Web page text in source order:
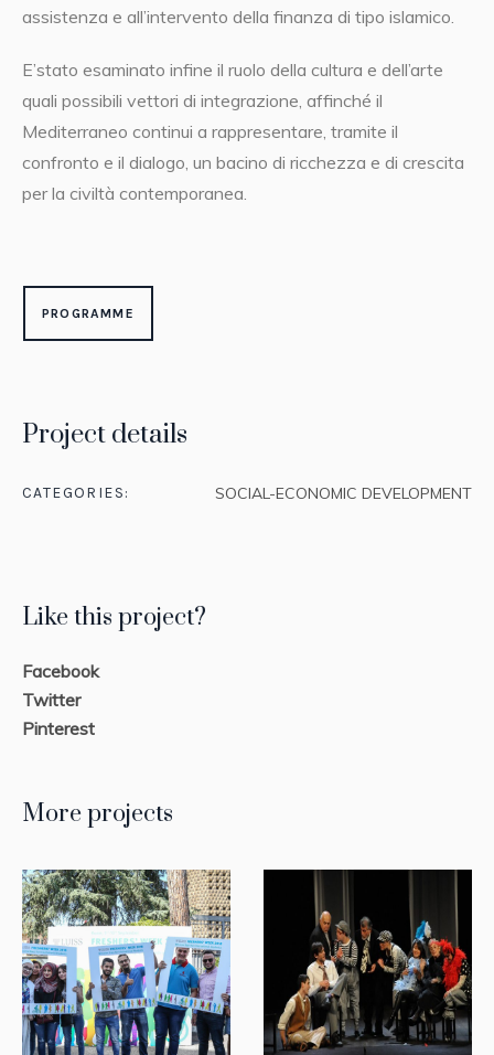
Project details
CATEGORIES: SOCIAL-ECONOMIC DEVELOPMENT
assistenza e all’intervento della finanza di tipo islamico.
E’stato esaminato infine il ruolo della cultura e dell’arte
quali possibili vettori di integrazione, affinché il
Mediterraneo continui a rappresentare, tramite il
confronto e il dialogo, un bacino di ricchezza e di crescita
per la civiltà contemporanea.
PROGRAMME
Like this project?
Facebook
Twitter
Pinterest
More projects